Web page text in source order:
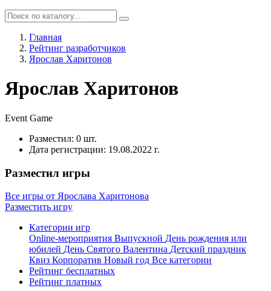
Главная
Рейтинг разработчиков
Ярослав Харитонов
Ярослав Харитонов
Event Game
Разместил: 0 шт.
Дата регистрации: 19.08.2022 г.
Разместил игры
Все игры от Ярослава Харитонова
Разместить игру
Категории игр
Online-мероприятия Выпускной День рождения или
юбилей День Святого Валентина Детский праздник
Квиз Корпоратив Новый год Все категории
Рейтинг бесплатных
Рейтинг платных